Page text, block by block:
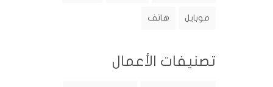
موبايل هاتف
تصنيفات الأعمال